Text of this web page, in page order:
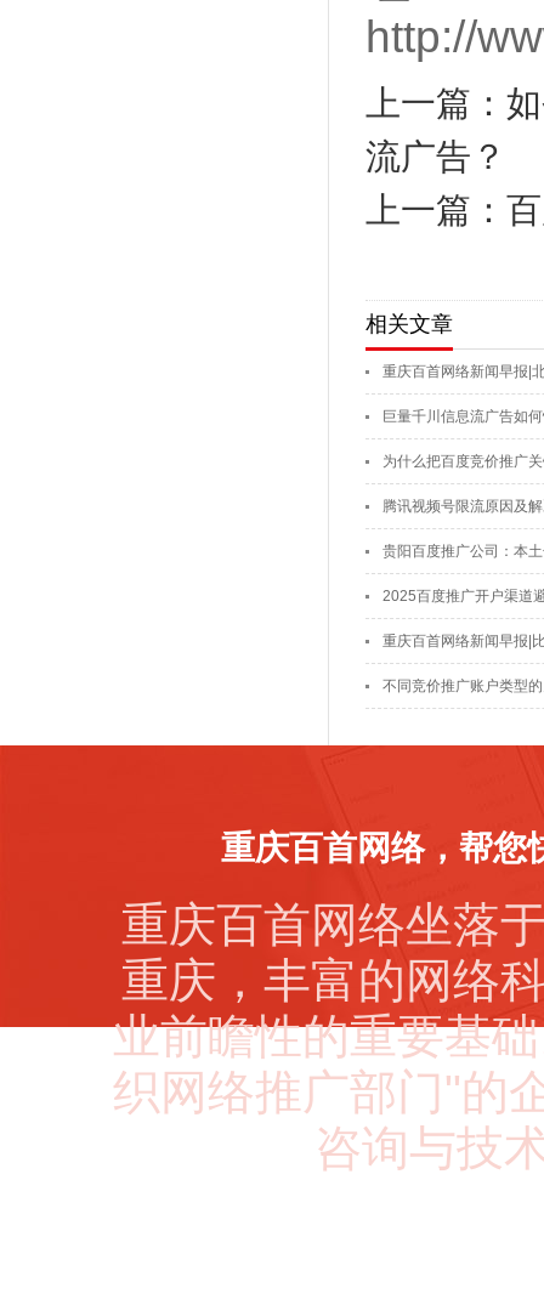
http://
上一篇：
流广告？
上一篇：
相关文章
重庆百首网络新闻早报|
巨量千川信息流广告如
为什么把百度竞价推广
腾讯视频号限流原因及
贵阳百度推广公司：本
2025百度推广开户渠道
重庆百首网络新闻早报|
不同竞价推广账户类型
重庆百首网络，帮您
重庆百首网络坐落
重庆，丰富的网络
业前瞻性的重要基
织网络推广部门"的
咨询与技